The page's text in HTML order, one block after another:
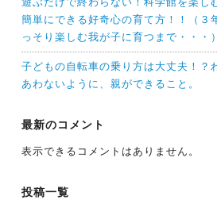
簡単にできる好奇心の育て方！！（３
っそり楽しむ我が子に育つまで・・・）
子どもの自転車の乗り方は大丈夫！？
あわないように、親ができること。
最新のコメント
表示できるコメントはありません。
投稿一覧